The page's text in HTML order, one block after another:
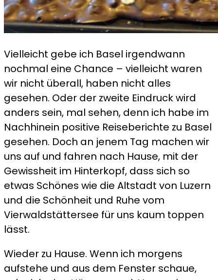
Vielleicht gebe ich Basel irgendwann
nochmal eine Chance – vielleicht waren
wir nicht überall, haben nicht alles
gesehen. Oder der zweite Eindruck wird
anders sein, mal sehen, denn ich habe im
Nachhinein positive Reiseberichte zu Basel
gesehen. Doch an jenem Tag machen wir
uns auf und fahren nach Hause, mit der
Gewissheit im Hinterkopf, dass sich so
etwas Schönes wie die Altstadt von Luzern
und die Schönheit und Ruhe vom
Vierwaldstättersee für uns kaum toppen
lässt.
Wieder zu Hause. Wenn ich morgens
aufstehe und aus dem Fenster schaue,